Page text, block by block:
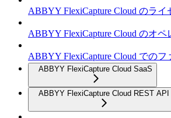
ABBYY FlexiCapture Cloud のライ
ABBYY FlexiCapture Cloud のオ
ABBYY FlexiCapture Cloud での
ABBYY FlexiCapture Cloud SaaS
ABBYY FlexiCapture Cloud REST API